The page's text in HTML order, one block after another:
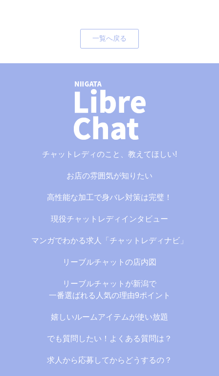
一覧へ戻る
チャットレディのこと、教えてほしい!
お店の雰囲気が知りたい
高性能な加工で身バレ対策は完璧！
現役チャットレディインタビュー
マンガでわかる求人「チャットレディナビ」
リーブルチャットの店内図
リーブルチャットが新潟で
一番選ばれる人気の理由9ポイント
嬉しいルームアイテムが使い放題
でも質問したい！よくある質問は？
求人から応募してからどうするの？